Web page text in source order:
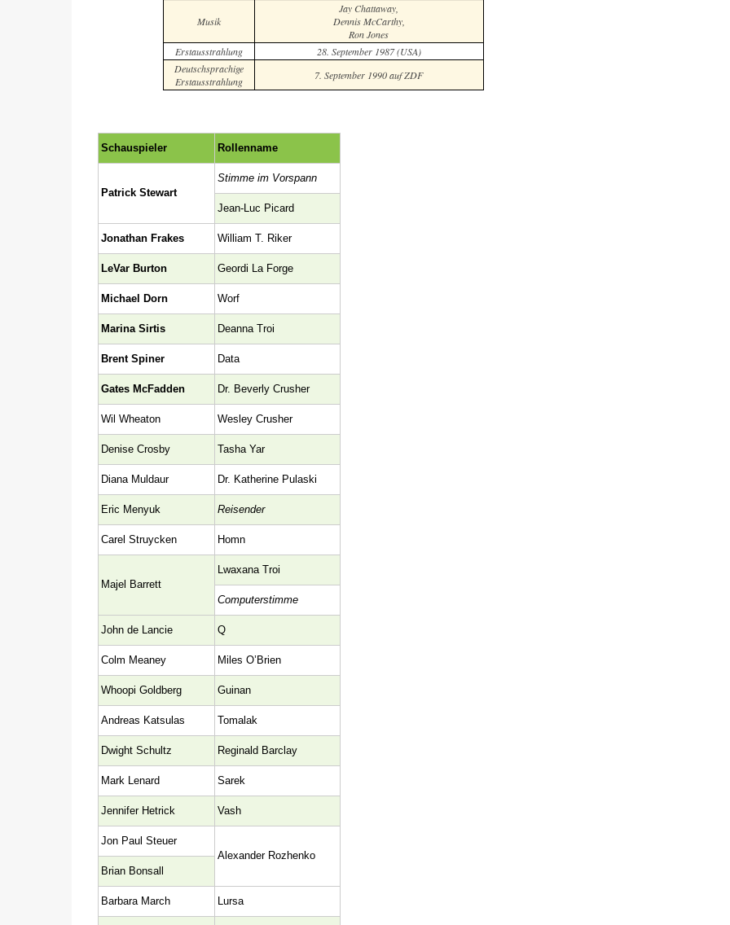
Musik
Jay Chattaway,
Dennis McCarthy,
Ron Jones
Erstausstrahlung
28. September 1987 (USA)
Deutschsprachige
Erstausstrahlung
7. September 1990 auf ZDF
Schauspieler Rollenname
Patrick Stewart
Stimme im Vorspann
Jean-Luc Picard
Jonathan Frakes William T. Riker
LeVar Burton Geordi La Forge
Michael Dorn Worf
Marina Sirtis Deanna Troi
Brent Spiner Data
Gates McFadden Dr. Beverly Crusher
Wil Wheaton Wesley Crusher
Denise Crosby Tasha Yar
Diana Muldaur Dr. Katherine Pulaski
Eric Menyuk Reisender
Carel Struycken Homn
Majel Barrett
Lwaxana Troi
Computerstimme
John de Lancie Q
Colm Meaney Miles O’Brien
Whoopi Goldberg Guinan
Andreas Katsulas Tomalak
Dwight Schultz Reginald Barclay
Mark Lenard Sarek
Jennifer Hetrick Vash
Jon Paul Steuer
Alexander Rozhenko
Brian Bonsall
Barbara March Lursa